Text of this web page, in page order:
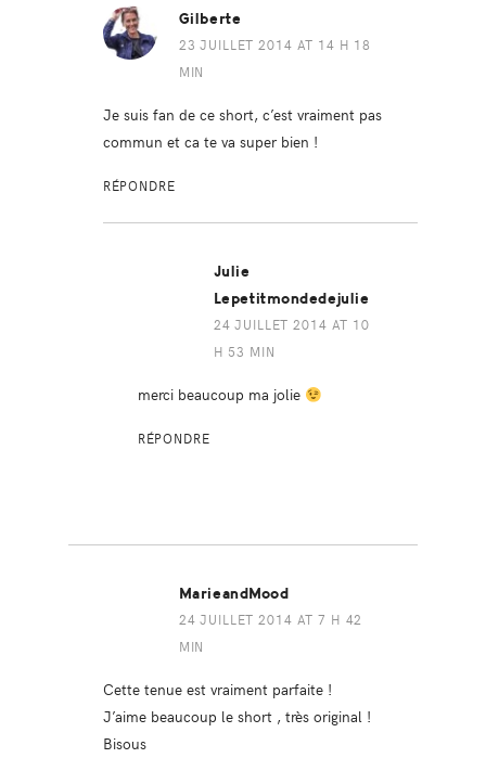
Gilberte
23 JUILLET 2014 AT 14 H 18
MIN
Je suis fan de ce short, c’est vraiment pas
commun et ca te va super bien !
RÉPONDRE
Julie
Lepetitmondedejulie
24 JUILLET 2014 AT 10
H 53 MIN
merci beaucoup ma jolie
RÉPONDRE
MarieandMood
24 JUILLET 2014 AT 7 H 42
MIN
Cette tenue est vraiment parfaite !
J’aime beaucoup le short , très original !
Bisous